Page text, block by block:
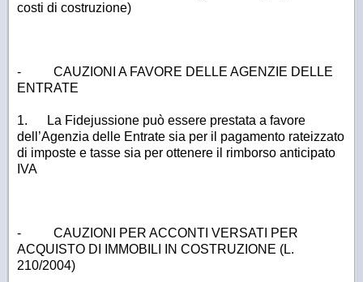
costi di costruzione)
- CAUZIONI A FAVORE DELLE AGENZIE DELLE
ENTRATE
1.
La Fidejussione può essere prestata a favore
dell’Agenzia delle Entrate sia per il pagamento rateizzato
di imposte e tasse sia per ottenere il rimborso anticipato
IVA
- CAUZIONI PER ACCONTI VERSATI PER
ACQUISTO DI IMMOBILI IN COSTRUZIONE (L.
210/2004)